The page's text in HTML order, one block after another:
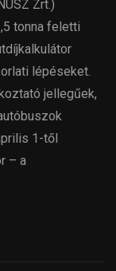
Zrt.)
tonna feletti
lépéseket.
jellegűek,
1-től
– a